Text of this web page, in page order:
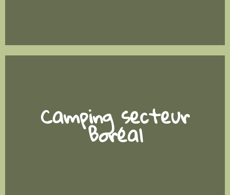
Camping secteur
Boréal